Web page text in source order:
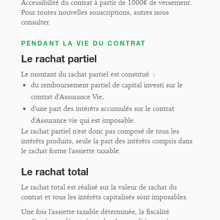
Accessibilité du contrat à partir de 1000€ de versement.
Pour toutes nouvelles souscriptions, autres nous
consulter.
PENDANT LA VIE DU CONTRAT
Le rachat partiel
Le montant du rachat partiel est constitué :
du remboursement partiel de capital investi sur le
contrat d'Assurance Vie,
d'une part des intérêts accumulés sur le contrat
d'Assurance vie qui est imposable.
Le rachat partiel n'est donc pas composé de tous les
intérêts produits, seule la part des intérêts compris dans
le rachat forme l'assiette taxable.
Le rachat total
Le rachat total est réalisé sur la valeur de rachat du
contrat et tous les intérêts capitalisés sont imposables.
Une fois l'assiette taxable déterminée, la fiscalité